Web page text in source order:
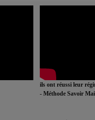
ils ont réussi leur
- Méthode Savoir